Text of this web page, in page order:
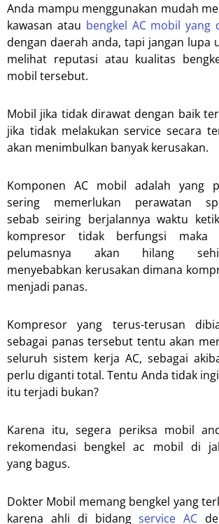
Anda mampu menggunakan mudah
kawasan atau bengkel AC mobil yang
dengan daerah anda, tapi jangan lupa
melihat reputasi atau kualitas
mobil tersebut.
Mobil jika tidak dirawat dengan baik
jika tidak melakukan service secara
akan menimbulkan banyak kerusakan.
Komponen AC mobil adalah yang
sering memerlukan perawatan
sebab seiring berjalannya waktu
kompresor tidak berfungsi maka
pelumasnya akan hilang
menyebabkan kerusakan dimana
menjadi panas.
Kompresor yang terus-terusan
sebagai panas tersebut tentu akan
seluruh sistem kerja AC, sebagai
perlu diganti total. Tentu Anda tidak
itu terjadi bukan?
Karena itu, segera periksa mobil
rekomendasi bengkel ac mobil di
yang bagus.
Dokter Mobil memang bengkel yang
karena ahli di bidangservice AC